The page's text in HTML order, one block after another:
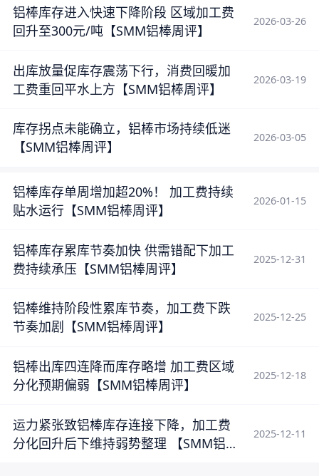
铝棒库存进入快速下降阶段 区域加工费
回升至300元/吨【SMM铝棒周评】
2026-03-26
出库放量促库存震荡下行，消费回暖加
工费重回平水上方【SMM铝棒周评】
2026-03-19
库存拐点未能确立，铝棒市场持续低迷
【SMM铝棒周评】
2026-03-05
铝棒库存单周增加超20%！ 加工费持续
贴水运行【SMM铝棒周评】
2026-01-15
铝棒库存累库节奏加快 供需错配下加工
费持续承压【SMM铝棒周评】
2025-12-31
铝棒维持阶段性累库节奏，加工费下跌
节奏加剧【SMM铝棒周评】
2025-12-25
铝棒出库四连降而库存略增 加工费区域
分化预期偏弱【SMM铝棒周评】
2025-12-18
运力紧张致铝棒库存连接下降，加工费
分化回升后下维持弱势整理 【SMM铝棒
2025-12-11